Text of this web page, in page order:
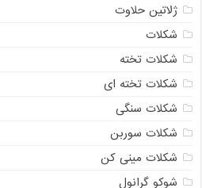
ژلاتین حلاوت
شکلات
شکلات تخته
شکلات تخته ای
شکلات سنگی
شکلات سوربن
شکلات مینی کن
شوکو گرانول